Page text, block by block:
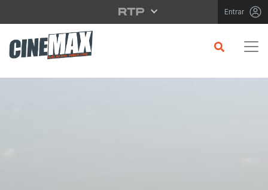
Saltar para o conteúdo principal Entrar